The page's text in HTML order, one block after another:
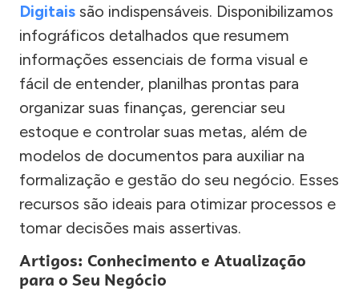
Digitais são indispensáveis. Disponibilizamos
infográficos detalhados que resumem
informações essenciais de forma visual e
fácil de entender, planilhas prontas para
organizar suas finanças, gerenciar seu
estoque e controlar suas metas, além de
modelos de documentos para auxiliar na
formalização e gestão do seu negócio. Esses
recursos são ideais para otimizar processos e
tomar decisões mais assertivas.
Artigos: Conhecimento e Atualização
para o Seu Negócio